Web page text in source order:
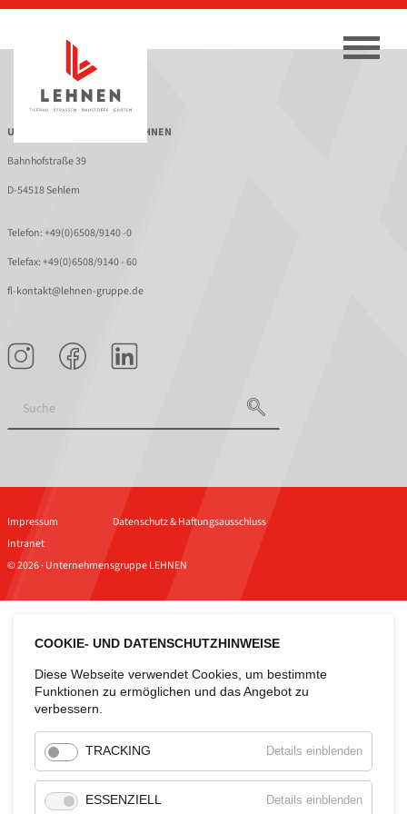
UNTERNEHMENSGRUPPE LEHNEN
Bahnhofstraße 39
D-54518 Sehlem
Telefon:+49(0)6508/9140 -0
Telefax: +49(0)6508/9140 - 60
fl-kontakt@lehnen-gruppe.de
Impressum
Datenschutz & Haftungsausschluss
Intranet
© 2026 · Unternehmensgruppe LEHNEN
COOKIE- UND DATENSCHUTZHINWEISE
Diese Webseite verwendet Cookies, um bestimmte
Funktionen zu ermöglichen und das Angebot zu
verbessern.
TRACKING Details einblendenfür
ESSENZIELL Details einblendenfür